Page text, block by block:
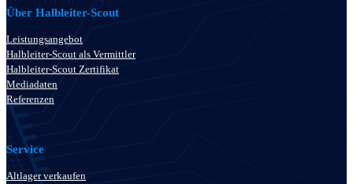
Über Halbleiter-Scout
Leistungsangebot
Halbleiter-Scout als Vermittler
Halbleiter-Scout Zertifikat
Mediadaten
Referenzen
Service
Altlager verkaufen